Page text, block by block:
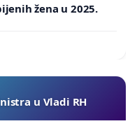
žena u 2025.
u Vladi RH